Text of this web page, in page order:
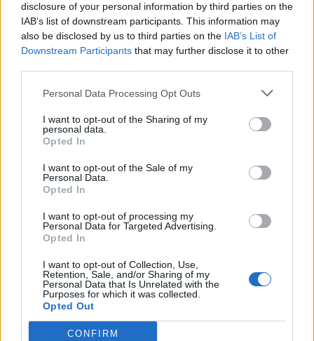
disclosure of your personal information by third parties on the
IAB’s list of downstream participants. This information may
also be disclosed by us to third parties on the IAB’s List of
Downstream Participants that may further disclose it to other
Personal Data Processing Opt Outs
I want to opt-out of the Sharing of my
personal data.
Opted In
I want to opt-out of the Sale of my
Personal Data.
Opted In
I want to opt-out of processing my
Personal Data for Targeted Advertising.
Opted In
I want to opt-out of Collection, Use,
Retention, Sale, and/or Sharing of my
Personal Data that Is Unrelated with the
Purposes for which it was collected.
Opted Out
CONFIRM
My nie gramy od dzisiaj i wiemy jak się stawia
ulepszenia, ale jest jakiś błąd bo nie można ich postawić
2 czerwca 2026
SMOD_Casino
Team Farmerama PL
Alicjanastka
nie działa bo napisałaś bardzo niezrozumiale.
2 czerwca 2026
Alicjanastka
Chodząca legenda forum
Np. jak chcę zapisać ustawienia na obojętnie, której łące,